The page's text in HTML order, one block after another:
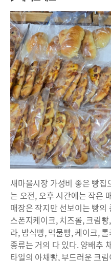
새마을시장 가성비 좋은 빵
는 오전, 오후 시간에는 작은
매장은 작지만 선보이는 빵
스폰지케이크, 치즈롤, 크림
라, 밤식빵, 먹물빵, 케이크,
종류는 거의 다 있다. 양배추
타일의 아채빵, 부드러운 크